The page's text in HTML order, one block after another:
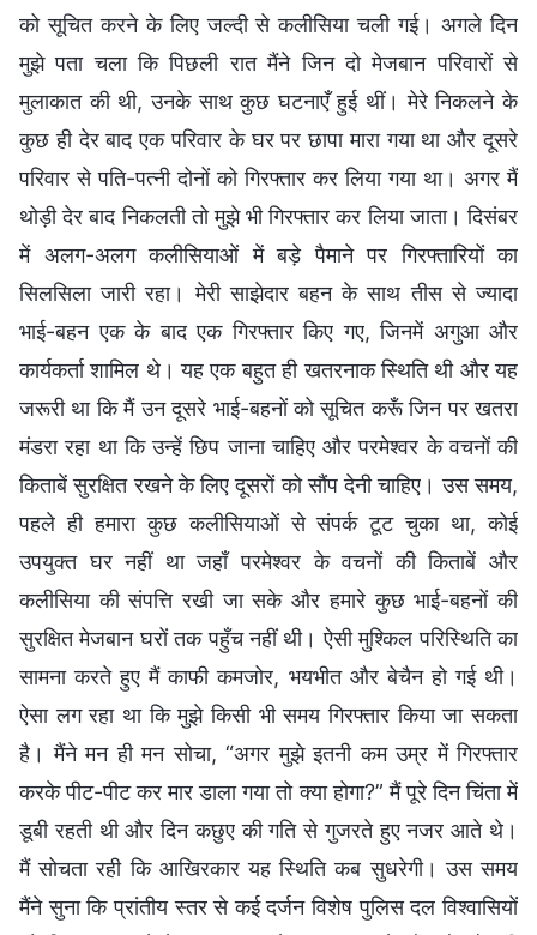
को सूचित करने के लिए जल्दी से कलीसिया चली गई। अगले दिन
मुझे पता चला कि पिछली रात मैंने जिन दो मेजबान परिवारों से
मुलाकात की थी, उनके साथ कुछ घटनाएँ हुई थीं। मेरे निकलने के
कुछ ही देर बाद एक परिवार के घर पर छापा मारा गया था और दूसरे
परिवार से पति-पत्नी दोनों को गिरफ्तार कर लिया गया था। अगर मैं
थोड़ी देर बाद निकलती तो मुझे भी गिरफ्तार कर लिया जाता। दिसंबर
में अलग-अलग कलीसियाओं में बड़े पैमाने पर गिरफ्तारियों का
सिलसिला जारी रहा। मेरी साझेदार बहन के साथ तीस से ज्यादा
भाई-बहन एक के बाद एक गिरफ्तार किए गए, जिनमें अगुआ और
कार्यकर्ता शामिल थे। यह एक बहुत ही खतरनाक स्थिति थी और यह
जरूरी था कि मैं उन दूसरे भाई-बहनों को सूचित करूँ जिन पर खतरा
मंडरा रहा था कि उन्हें छिप जाना चाहिए और परमेश्वर के वचनों की
किताबें सुरक्षित रखने के लिए दूसरों को सौंप देनी चाहिए। उस समय,
पहले ही हमारा कुछ कलीसियाओं से संपर्क टूट चुका था, कोई
उपयुक्त घर नहीं था जहाँ परमेश्वर के वचनों की किताबें और
कलीसिया की संपत्ति रखी जा सके और हमारे कुछ भाई-बहनों की
सुरक्षित मेजबान घरों तक पहुँच नहीं थी। ऐसी मुश्किल परिस्थिति का
सामना करते हुए मैं काफी कमजोर, भयभीत और बेचैन हो गई थी।
ऐसा लग रहा था कि मुझे किसी भी समय गिरफ्तार किया जा सकता
है। मैंने मन ही मन सोचा, “अगर मुझे इतनी कम उम्र में गिरफ्तार
करके पीट-पीट कर मार डाला गया तो क्या होगा?” मैं पूरे दिन चिंता में
डूबी रहती थी और दिन कछुए की गति से गुजरते हुए नजर आते थे।
मैं सोचता रही कि आखिरकार यह स्थिति कब सुधरेगी। उस समय
मैंने सुना कि प्रांतीय स्तर से कई दर्जन विशेष पुलिस दल विश्वासियों